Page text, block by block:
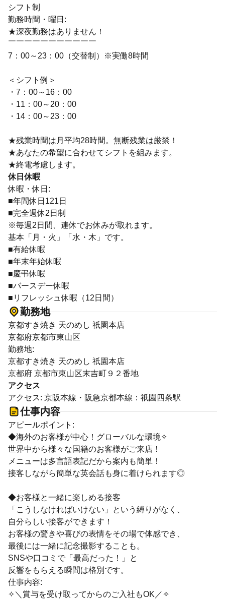
シフト制
勤務時間・曜日:
★深夜勤務はありません！
￣￣￣￣￣￣￣￣￣￣￣
7：00～23：00（交替制）※実働8時間
＜シフト例＞
・7：00～16：00
・11：00～20：00
・14：00～23：00
★残業時間は月平均28時間。無断残業は厳禁！
★あなたの希望に合わせてシフトを組みます。
★終電考慮します。
休日休暇
休暇・休日:
■年間休日121日
■完全週休2日制
※毎週2日間、連休でお休みが取れます。
基本「月・火」「水・木」です。
■有給休暇
■年末年始休暇
■慶弔休暇
■バースデー休暇
■リフレッシュ休暇（12日間）
勤務地
京都すき焼き 天のめし 祇園本店
京都府京都市東山区
勤務地:
京都すき焼き 天のめし 祇園本店
京都府 京都市東山区末吉町９２番地
アクセス
アクセス: 京阪本線・阪急京都本線：祇園四条駅
仕事内容
アピールポイント:
◆海外のお客様が中心！グローバルな環境✧
世界中から様々な国籍のお客様がご来店！
メニューは多言語表記だから案内も簡単！
接客しながら簡単な英会話も身に着けられます◎
◆お客様と一緒に楽しめる接客
「こうしなければいけない」という縛りがなく、
自分らしい接客ができます！
お客様の驚きや喜びの表情をその場で体感でき、
最後には一緒に記念撮影することも。
SNSや口コミで「最高だった！」と
反響をもらえる瞬間は格別です。
仕事内容:
✧＼賞与を受け取ってからのご入社もOK／✧